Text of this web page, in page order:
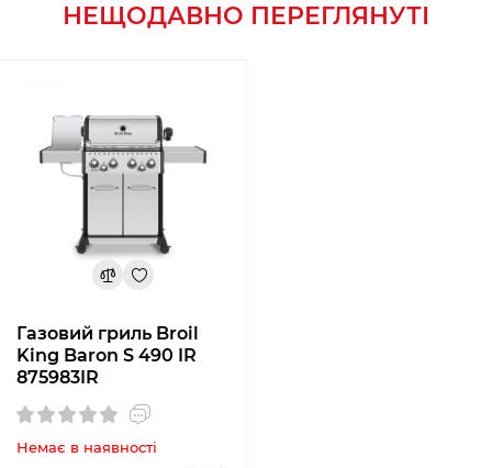
НЕЩОДАВНО ПЕРЕГЛЯНУТІ
Газовий гриль Broil
King Baron S 490 IR
875983IR
Немає в наявності